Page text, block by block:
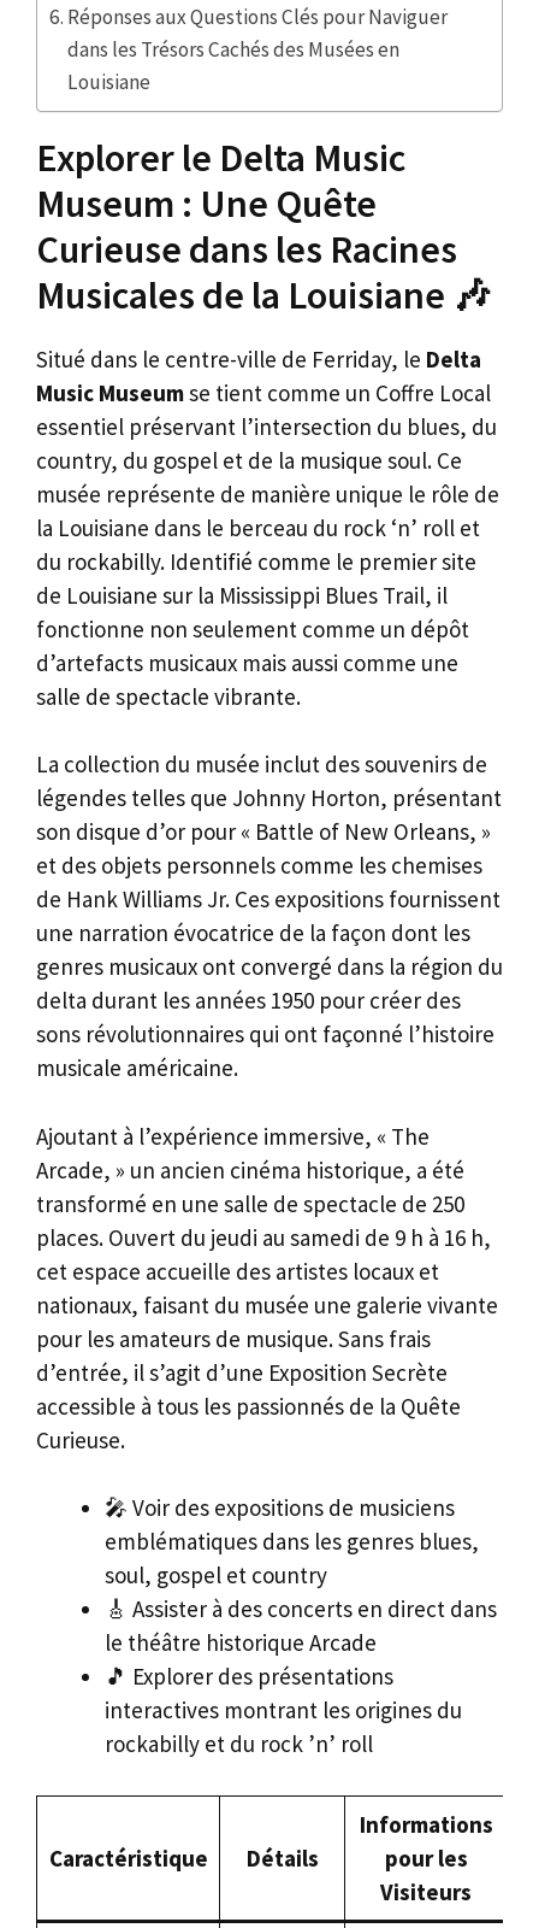
Réponses aux Questions Clés pour Naviguer
dans les Trésors Cachés des Musées en
Louisiane
Explorer le Delta Music
Museum : Une Quête
Curieuse dans les Racines
Musicales de la Louisiane 🎶
Situé dans le centre-ville de Ferriday, le Delta
Music Museumse tient comme un Coffre Local
essentiel préservant l’intersection du blues, du
country, du gospel et de la musique soul. Ce
musée représente de manière unique le rôle de
la Louisiane dans le berceau du rock ‘n’ roll et
du rockabilly. Identifié comme le premier site
de Louisiane sur la Mississippi Blues Trail, il
fonctionne non seulement comme un dépôt
d’artefacts musicaux mais aussi comme une
salle de spectacle vibrante.
La collection du musée inclut des souvenirs de
légendes telles que Johnny Horton, présentant
son disque d’or pour « Battle of New Orleans, »
et des objets personnels comme les chemises
de Hank Williams Jr. Ces expositions fournissent
une narration évocatrice de la façon dont les
genres musicaux ont convergé dans la région du
delta durant les années 1950 pour créer des
sons révolutionnaires qui ont façonné l’histoire
musicale américaine.
Ajoutant à l’expérience immersive, « The
Arcade, » un ancien cinéma historique, a été
transformé en une salle de spectacle de 250
places. Ouvert du jeudi au samedi de 9 h à 16 h,
cet espace accueille des artistes locaux et
nationaux, faisant du musée une galerie vivante
pour les amateurs de musique. Sans frais
d’entrée, il s’agit d’une Exposition Secrète
accessible à tous les passionnés de la Quête
Curieuse.
🎤 Voir des expositions de musiciens
emblématiques dans les genres blues,
soul, gospel et country
🎸 Assister à des concerts en direct dans
le théâtre historique Arcade
🎵 Explorer des présentations
interactives montrant les origines du
rockabilly et du rock ’n’ roll
Caractéristique Détails
Informations
pour les
Visiteurs